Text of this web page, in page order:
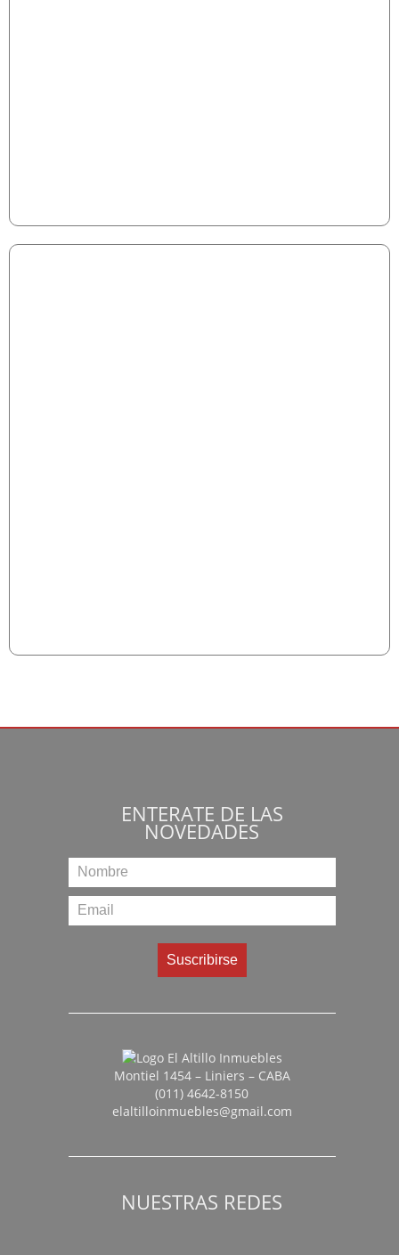
ENTERATE DE LAS
NOVEDADES
Montiel 1454 – Liniers – CABA
(011) 4642-8150
elaltilloinmuebles@gmail.com
NUESTRAS REDES